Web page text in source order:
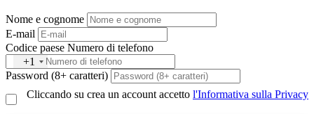
Nome e cognome
E-mail
Codice paese Numero di telefono
+1
Password (8+ caratteri)
Cliccando su crea un account accetto l'Informativa sulla Privacy